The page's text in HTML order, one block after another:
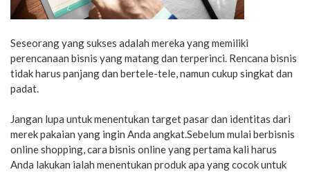
Seseorang yang sukses adalah mereka yang memiliki
perencanaan bisnis yang matang dan terperinci. Rencana bisnis
tidak harus panjang dan bertele-tele, namun cukup singkat dan
padat.
Jangan lupa untuk menentukan target pasar dan identitas dari
merek pakaian yang ingin Anda angkat.Sebelum mulai berbisnis
online shopping, cara bisnis online yang pertama kali harus
Anda lakukan ialah menentukan produk apa yang cocok untuk